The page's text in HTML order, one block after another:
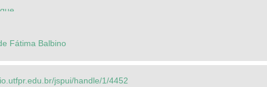
Fátima Balbino
jspui/handle/1/4452